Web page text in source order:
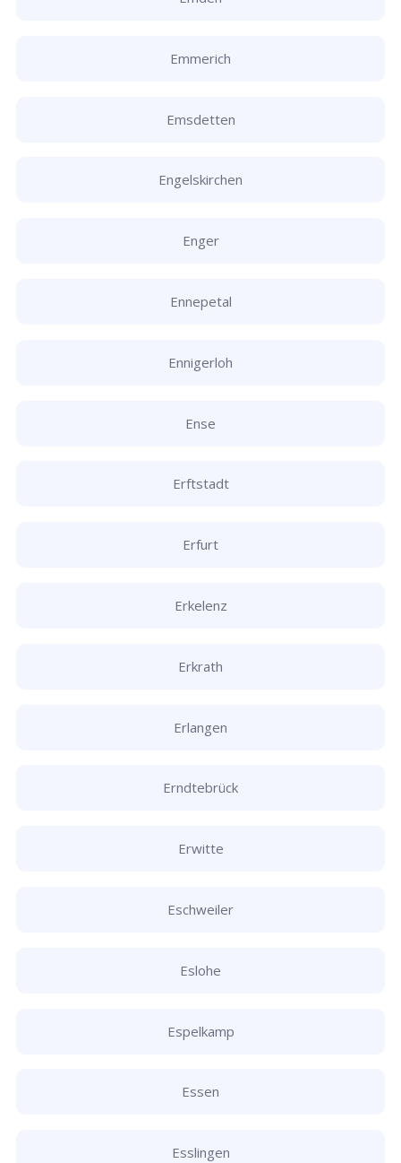
Emmerich
Emsdetten
Engelskirchen
Enger
Ennepetal
Ennigerloh
Ense
Erftstadt
Erfurt
Erkelenz
Erkrath
Erlangen
Erndtebrück
Erwitte
Eschweiler
Eslohe
Espelkamp
Essen
Esslingen